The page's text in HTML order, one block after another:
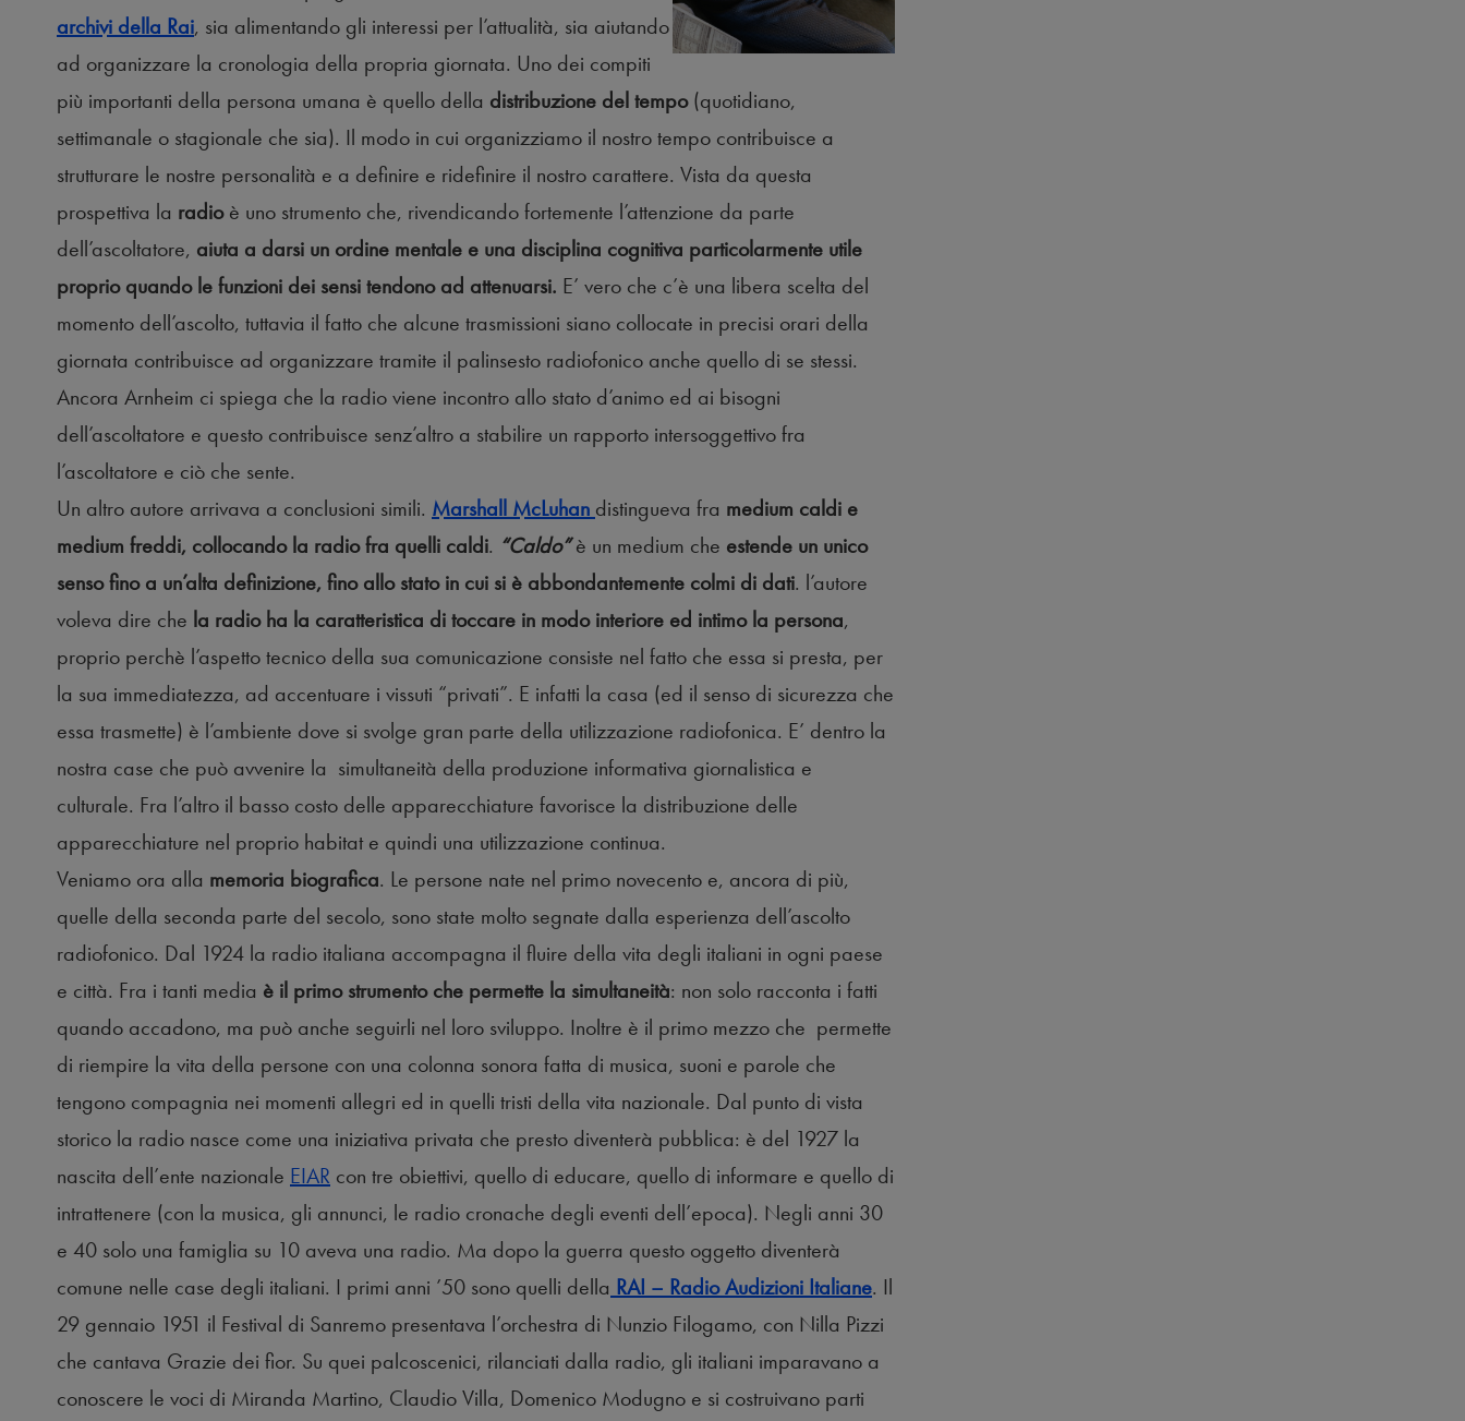
archivi della Rai, sia alimentando gli interessi per l’attualità, sia aiutando
ad organizzare la cronologia della propria giornata. Uno dei compiti
più importanti della persona umana è quello della distribuzione del tempo(quotidiano,
settimanale o stagionale che sia). Il modo in cui organizziamo il nostro tempo contribuisce a
strutturare le nostre personalità e a definire e ridefinire il nostro carattere. Vista da questa
prospettiva la radioè uno strumento che, rivendicando fortemente l’attenzione da parte
dell’ascoltatore, aiuta a darsi un ordine mentale e una disciplina cognitiva particolarmente utile
proprio quando le funzioni dei sensi tendono ad attenuarsi. E’ vero che c’è una libera scelta del
momento dell’ascolto, tuttavia il fatto che alcune trasmissioni siano collocate in precisi orari della
giornata contribuisce ad organizzare tramite il palinsesto radiofonico anche quello di se stessi.
Ancora Arnheim ci spiega che la radio viene incontro allo stato d’animo ed ai bisogni
dell’ascoltatore e questo contribuisce senz’altro a stabilire un rapporto intersoggettivo fra
l’ascoltatore e ciò che sente.
Un altro autore arrivava a conclusioni simili. Marshall McLuhan distingueva fra medium caldi e
medium freddi, collocando la radio fra quelli caldi. “Caldo”è un medium che estende un unico
senso fino a un’alta definizione, fino allo stato in cui si è abbondantemente colmi di dati. l’autore
voleva dire che la radio ha la caratteristica di toccare in modo interiore ed intimo la persona,
proprio perchè l’aspetto tecnico della sua comunicazione consiste nel fatto che essa si presta, per
la sua immediatezza, ad accentuare i vissuti “privati”. E infatti la casa (ed il senso di sicurezza che
essa trasmette) è l’ambiente dove si svolge gran parte della utilizzazione radiofonica. E’ dentro la
nostra case che può avvenire la simultaneità della produzione informativa giornalistica e
culturale. Fra l’altro il basso costo delle apparecchiature favorisce la distribuzione delle
apparecchiature nel proprio habitat e quindi una utilizzazione continua.
Veniamo ora alla memoria biografica. Le persone nate nel primo novecento e, ancora di più,
quelle della seconda parte del secolo, sono state molto segnate dalla esperienza dell’ascolto
radiofonico. Dal 1924 la radio italiana accompagna il fluire della vita degli italiani in ogni paese
e città. Fra i tanti media è il primo strumento che permette la simultaneità: non solo racconta i fatti
quando accadono, ma può anche seguirli nel loro sviluppo. Inoltre è il primo mezzo che permette
di riempire la vita della persone con una colonna sonora fatta di musica, suoni e parole che
tengono compagnia nei momenti allegri ed in quelli tristi della vita nazionale. Dal punto di vista
storico la radio nasce come una iniziativa privata che presto diventerà pubblica: è del 1927 la
nascita dell’ente nazionale EIAR con tre obiettivi, quello di educare, quello di informare e quello di
intrattenere (con la musica, gli annunci, le radio cronache degli eventi dell’epoca). Negli anni 30
e 40 solo una famiglia su 10 aveva una radio. Ma dopo la guerra questo oggetto diventerà
comune nelle case degli italiani. I primi anni ’50 sono quelli della RAI – Radio Audizioni Italiane. Il
29 gennaio 1951 il Festival di Sanremo presentava l’orchestra di Nunzio Filogamo, con Nilla Pizzi
che cantava Grazie dei fior. Su quei palcoscenici, rilanciati dalla radio, gli italiani imparavano a
conoscere le voci di Miranda Martino, Claudio Villa, Domenico Modugno e si costruivano parti